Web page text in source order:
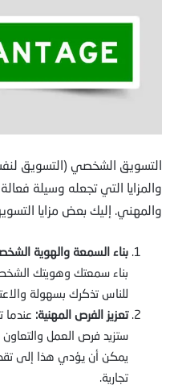
التسويق الشخصي (التسويق
والمزايا التي تجعله وسيلة
والمهني. إليك بعض مزايا
بناء السمعة والهوية
بناء سمعتك وهويتك
للناس تذكرك بسهولة
تعزيز الفرص المهنية:
ستزيد فرص العمل والتعاون
يمكن أن يؤدي هذا إلى
تجارية.